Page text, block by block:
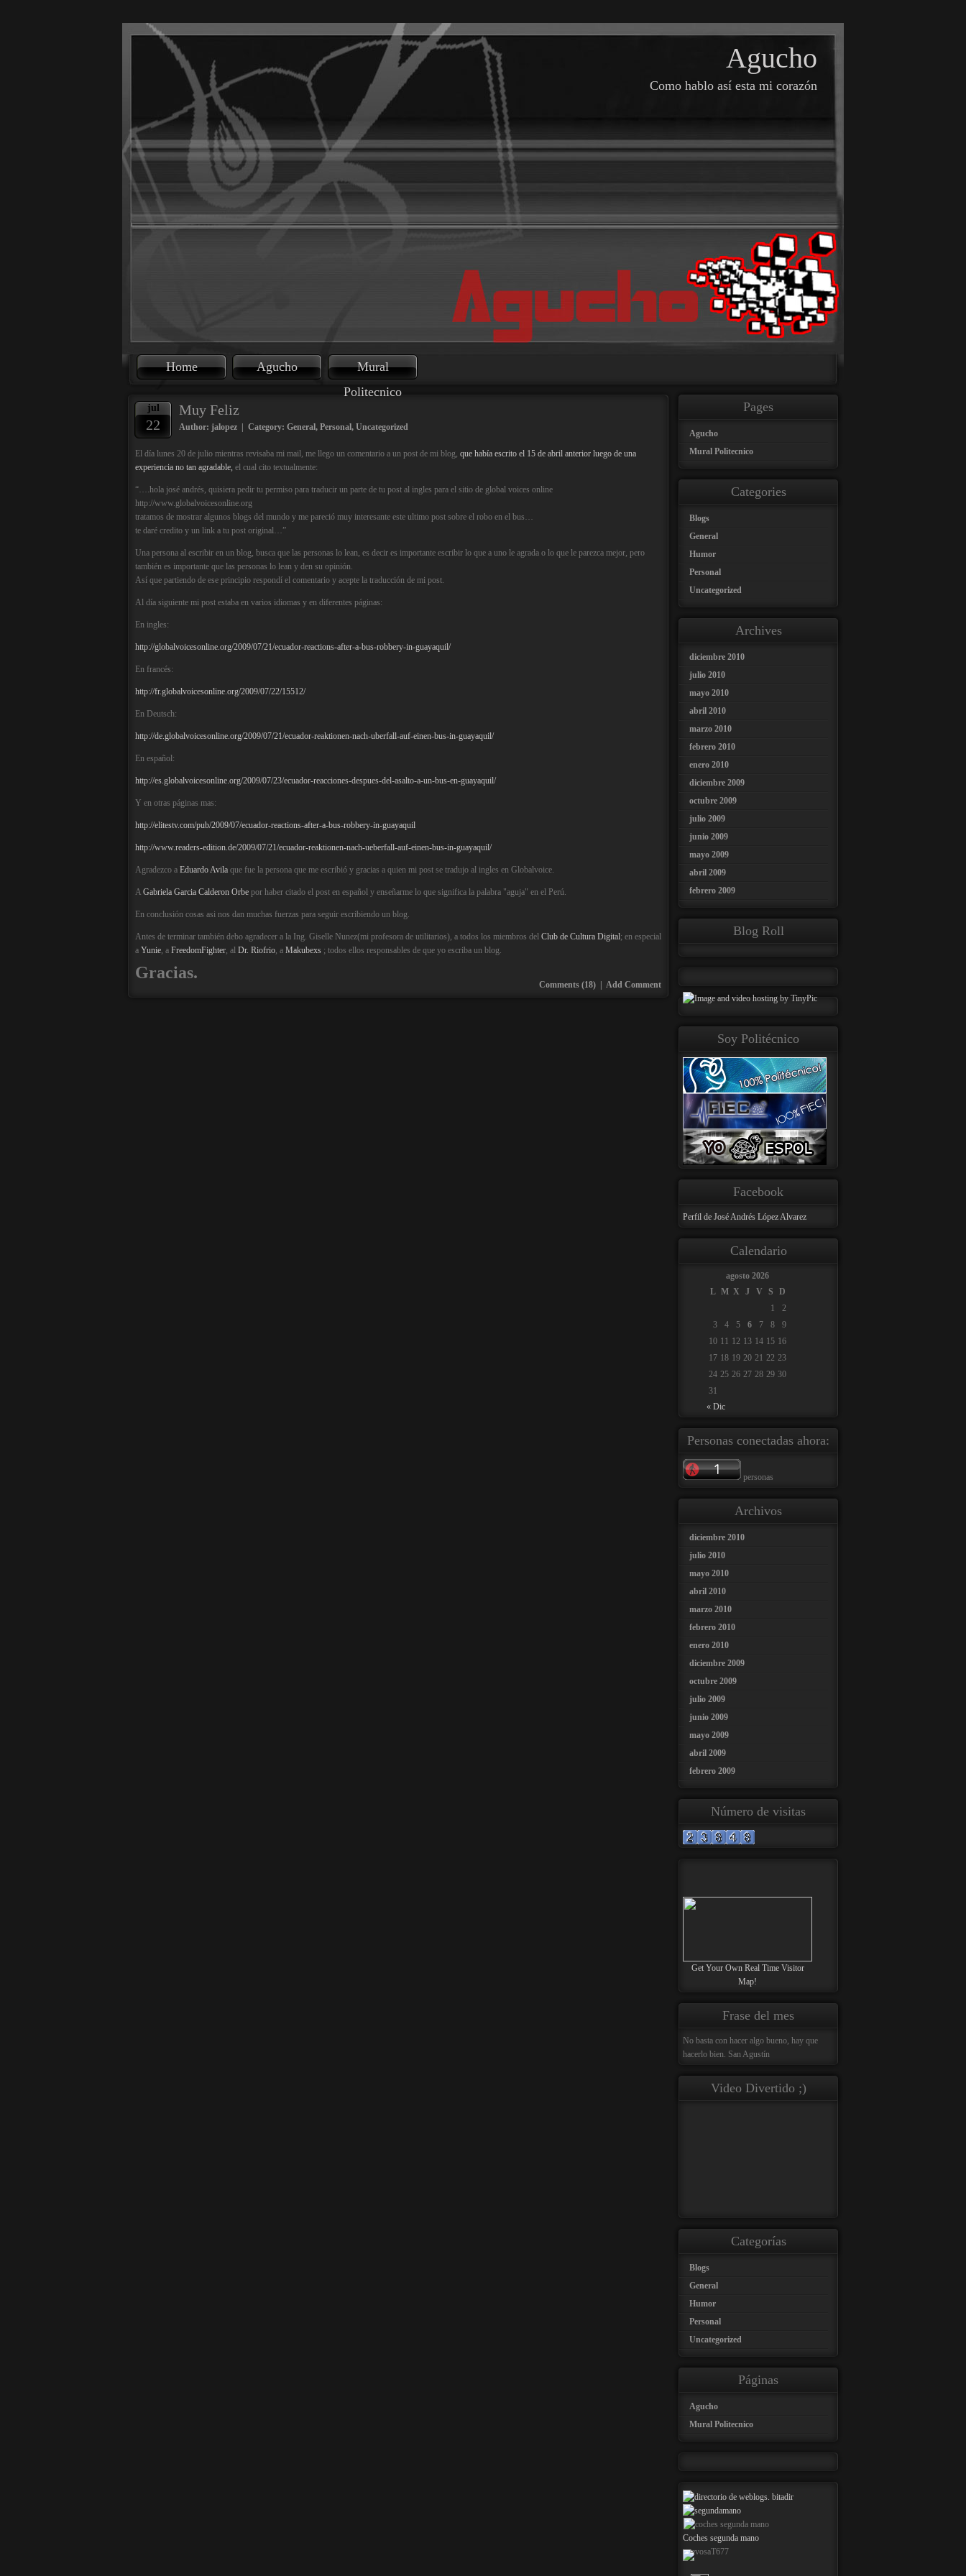
Agucho
Como hablo así esta mi corazón
Home Agucho
Mural
Politecnico
jul
22
Muy Feliz
Author: jalopez | Category: General, Personal, Uncategorized
El día lunes 20 de julio mientras revisaba mi mail, me llego un comentario a un post de mi blog, que había escrito el 15 de abril anterior luego de una
experiencia no tan agradable, el cual cito textualmente:
“….hola josé andrés, quisiera pedir tu permiso para traducir un parte de tu post al ingles para el sitio de global voices online
http://www.globalvoicesonline.org
tratamos de mostrar algunos blogs del mundo y me pareció muy interesante este ultimo post sobre el robo en el bus…
te daré credito y un link a tu post original…”
Una persona al escribir en un blog, busca que las personas lo lean, es decir es importante escribir lo que a uno le agrada o lo que le parezca mejor, pero
también es importante que las personas lo lean y den su opinión.
Así que partiendo de ese principio respondí el comentario y acepte la traducción de mi post.
Al día siguiente mi post estaba en varios idiomas y en diferentes páginas:
En ingles:
http://globalvoicesonline.org/2009/07/21/ecuador-reactions-after-a-bus-robbery-in-guayaquil/
En francés:
http://fr.globalvoicesonline.org/2009/07/22/15512/
En Deutsch:
http://de.globalvoicesonline.org/2009/07/21/ecuador-reaktionen-nach-uberfall-auf-einen-bus-in-guayaquil/
En español:
http://es.globalvoicesonline.org/2009/07/23/ecuador-reacciones-despues-del-asalto-a-un-bus-en-guayaquil/
Y en otras páginas mas:
http://elitestv.com/pub/2009/07/ecuador-reactions-after-a-bus-robbery-in-guayaquil
http://www.readers-edition.de/2009/07/21/ecuador-reaktionen-nach-ueberfall-auf-einen-bus-in-guayaquil/
Agradezco a Eduardo Avila que fue la persona que me escribió y gracias a quien mi post se tradujo al ingles en Globalvoice.
A Gabriela Garcia Calderon Orbe por haber citado el post en español y enseñarme lo que significa la palabra "aguja" en el Perú.
En conclusión cosas asi nos dan muchas fuerzas para seguir escribiendo un blog.
Antes de terminar también debo agradecer a la Ing. Giselle Nunez(mi profesora de utilitarios), a todos los miembros del Club de Cultura Digital; en especial
a Yunie, a FreedomFighter, al Dr. Riofrio, a Makubexs ; todos ellos responsables de que yo escriba un blog.
Gracias.
Comments (18) Add Comment
Pages
Agucho
Mural Politecnico
Categories
Blogs
General
Humor
Personal
Uncategorized
Archives
diciembre 2010
julio 2010
mayo 2010
abril 2010
marzo 2010
febrero 2010
enero 2010
diciembre 2009
octubre 2009
julio 2009
junio 2009
mayo 2009
abril 2009
febrero 2009
Blog Roll
Soy Politécnico
Facebook
Perfil de José Andrés López Alvarez
Calendario
agosto 2026
L M X J V S
D
1
2
3
4 5 6 7 8
9
10 11 12 13 14 15 16
17 18 19 20 21 22 23
24 25 26 27 28 29 30
31
« Dic
Personas conectadas ahora:
personas
Archivos
diciembre 2010
julio 2010
mayo 2010
abril 2010
marzo 2010
febrero 2010
enero 2010
diciembre 2009
octubre 2009
julio 2009
junio 2009
mayo 2009
abril 2009
febrero 2009
Número de visitas
Get Your Own Real Time Visitor
Map!
Frase del mes
No basta con hacer algo bueno, hay que
hacerlo bien. San Agustín
Video Divertido ;)
Categorías
Blogs
General
Humor
Personal
Uncategorized
Páginas
Agucho
Mural Politecnico
Coches segunda mano
nuevosaT677